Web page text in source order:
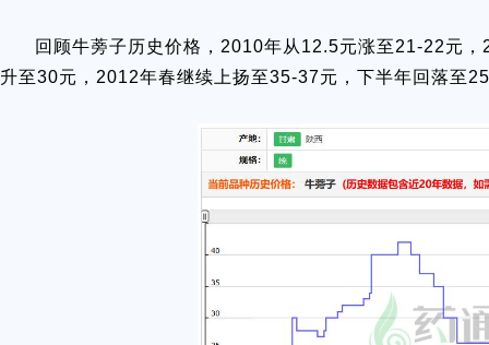
回顾牛蒡子历史价格，2010年从12.5元涨至21-22元
升至30元，2012年春继续上扬至35-37元，下半年回落至